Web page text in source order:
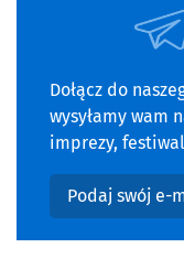
Dołącz do
wysyłamy wam
imprezy,
Podaj swój e-